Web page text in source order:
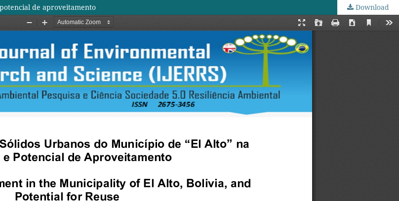
de aproveitamento Download